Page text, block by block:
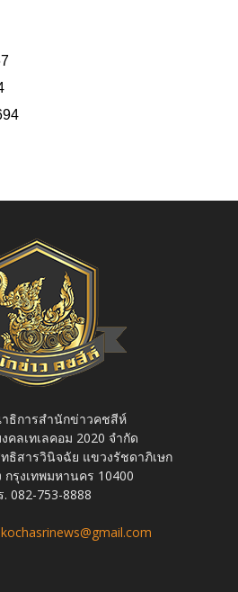
ธิการสำนักข่าวคชสีห์
คลเทเลคอม 2020 จำกัด
ธิสารวินิจฉัย แขวงรัชดาภิเษก
กรุงเทพมหานคร 10400
. 082-753-8888